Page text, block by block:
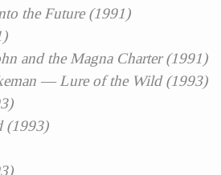
the Future (1991)
and the Magna Charter (1991)
— Lure of the Wild (1993)
(1993)